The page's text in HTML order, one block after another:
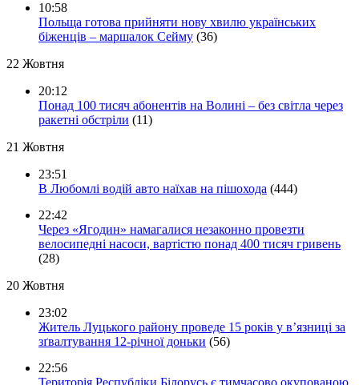
10:58
Польща готова прийняти нову хвилю українських
біженців – маршалок Сейму (36)
22 Жовтня
20:12
Понад 100 тисяч абонентів на Волині – без світла через
ракетні обстріли (11)
21 Жовтня
23:51
В Любомлі водій авто наїхав на пішохода (444)
22:42
Через «Ягодин» намагалися незаконно провезти
велосипедні насоси, вартістю понад 400 тисяч гривень
(28)
20 Жовтня
23:02
Житель Луцького району проведе 15 років у в’язниці за
зґвалтування 12-річної доньки (56)
22:56